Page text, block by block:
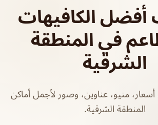
الكافيهات
في المنطقة
الشرقية
منيو، عناوين، وصور لأجمل أماكن
المنطقة الشرقية.